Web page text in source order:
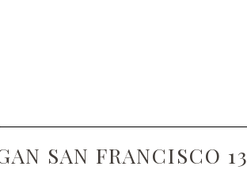
SAN FRANCISCO 13